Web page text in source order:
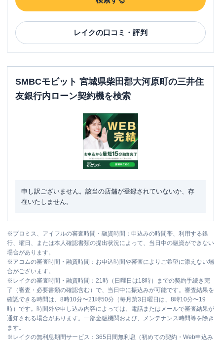
レイクの口コミ・評判
SMBCモビット 宮城県柴田郡大河原町の三井住
友銀行内ローン契約機を検索
申し訳ございません。該当の店舗が登録されていないか、存
在いたしません。
※プロミス、アイフルの審査時間・融資時間：申込みの時間帯、利用する銀
行、曜日、または本人確認書類の提出状況によって、当日中の融資ができない
場合があります。
※アコムの審査時間・融資時間：お申込時間や審査によりご希望に添えない場
合がございます。
※ レイクの審査時間・融資時間：21時（日曜日は18時）までの契約手続き完
了（審査・必要書類の確認含む）で、当日中に振込みが可能です。審査結果を
確認できる時間は、8時10分〜21時50分（毎月第3日曜日は、8時10分〜19
時）です。時間外や申し込み内容によっては、電話またはメールで審査結果が
通知される場合があります。一部金融機関および、メンテナンス時間等を除き
ます。
※ レイクの無利息期間サービス：365日間無利息（初めての契約・Web申込み